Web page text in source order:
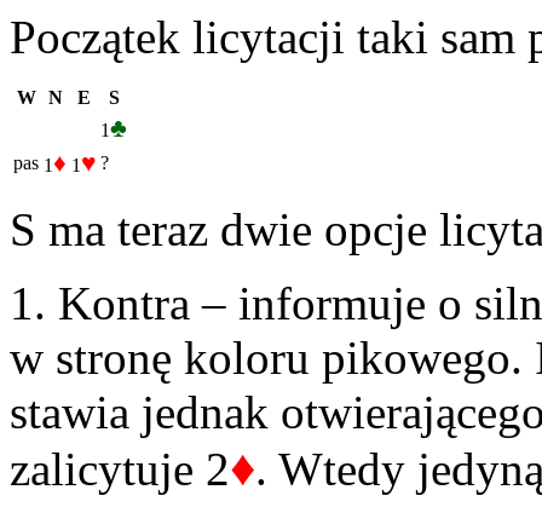
Początek licytacji taki sam
W N E
S
1♣
pas 1♦ 1 ♥ ?
S ma teraz dwie opcje
1. Kontra – informuje o
w stronę koloru
stawia jednak
zalicytuje 2♦. Wtedy